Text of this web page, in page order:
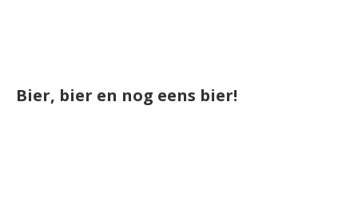
Bier, bier en nog eens bier!